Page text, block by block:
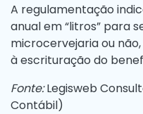
A regulamentação
anual em “litros” para
microcervejaria ou
à escrituração do
Fonte:Legisweb
Contábil)